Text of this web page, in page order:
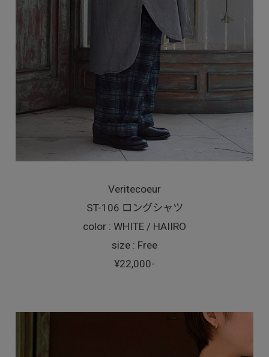
Veritecoeur
ST-106 ロングシャツ
color : WHITE / HAIIRO
size : Free
¥22,000-